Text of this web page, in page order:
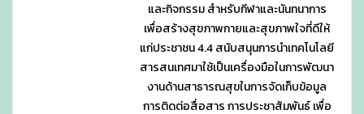
และกิจกรรม สำหรับกีฬาและนันทนาการ
เพื่อสร้างสุขภาพกายและสุขภาพใจที่ดีให้
แก่ประชาชน 4.4 สนับสนุนการนำเทคโนโลยี
สารสนเทศมาใช้เป็นเครื่องมือในการพัฒนา
งานด้านสาธารณสุขในการจัดเก็บข้อมูล
การติดต่อสื่อสาร การประชาสัมพันธ์ เพื่อ